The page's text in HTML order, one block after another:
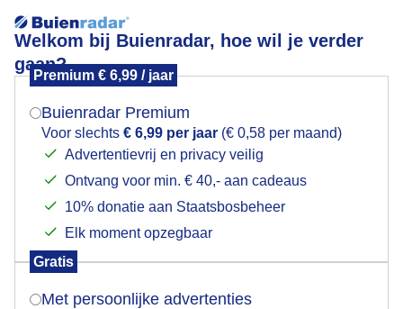
Welkom bij Buienradar, hoe wil je verder
gaan?
Premium € 6,99 / jaar
Buienradar Premium
Voor slechts € 6,99 per jaar (€ 0,58 per maand)
Advertentievrij en privacy veilig
Ontvang voor min. € 40,- aan cadeaus
10% donatie aan Staatsbosbeheer
Elk moment opzegbaar
Gratis
Met persoonlijke advertenties
Foto's
Mogen we je locatie gebruiken voor het
Indien je hier nog geen akkoord op hebt gegeven,
verschijnt er zo een pop-up uit je browser waarin
Is goed, toon de popup